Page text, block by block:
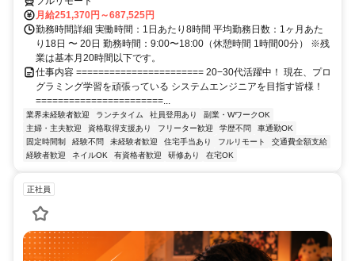
月給251,370円～687,525円
勤務時間詳細 実働時間：1日あたり8時間 平均勤務日数：1ヶ月あた
り18日 〜 20日 勤務時間：9:00〜18:00（休憩時間 1時間00分） ※残
業は基本月20時間以下です。
仕事内容 ======================= 20−30代活躍中！ 現在、プロ
グラミング学習を頑張っている システムエンジニアを目指す皆様！
=======================...
業界未経験者歓迎 ランチタイム 社員登用あり
副業・WワークOK
主婦・主夫歓迎
資格取得支援あり フリーター歓迎 学歴不問
車通勤OK
固定時間制
経験不問 未経験者歓迎 住宅手当あり フルリモート
交通費全額支給
経験者歓迎
ネイルOK 有資格者歓迎 研修あり 在宅OK
正社員